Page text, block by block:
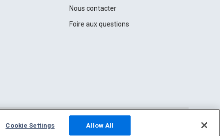
Nous contacter
Foire aux questions
Cookie Settings Allow All